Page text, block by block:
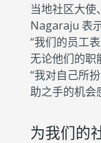
当地社区大
Nagaraju 表示
“我们的员工
无论他们的职
“我对自己所
助之手的机会
为我们的